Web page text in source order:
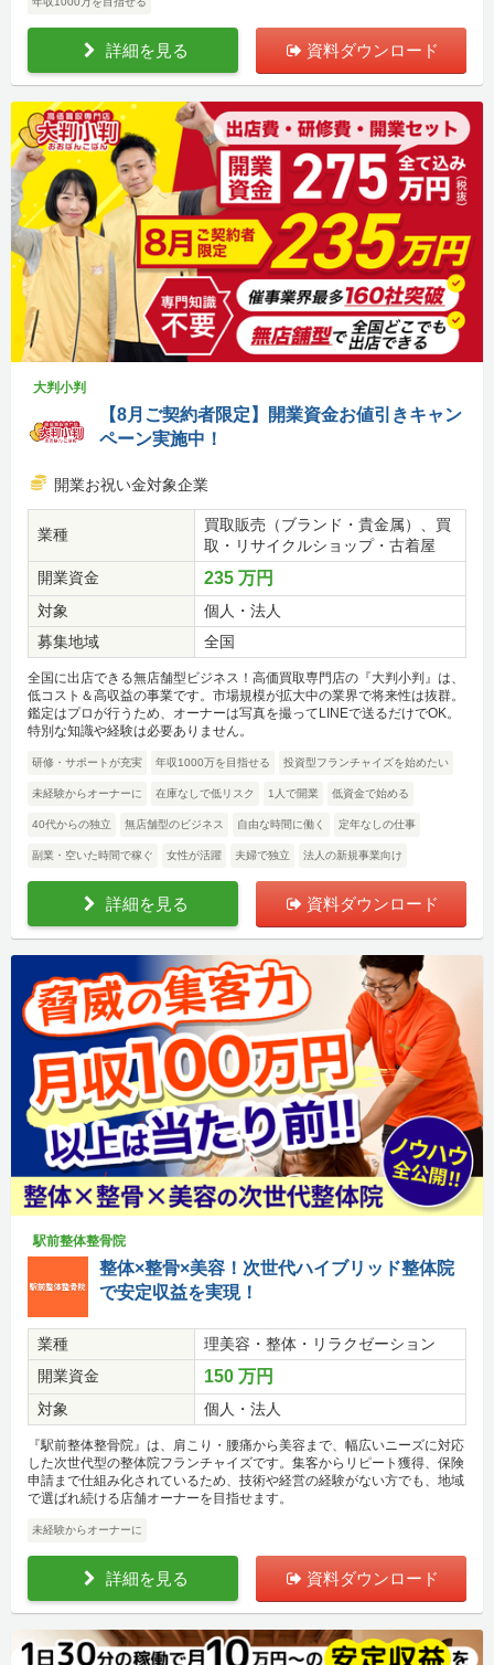
詳細を見る 資料ダウンロード
大判小判
【8月ご契約者限定】開業資金お値引きキャン
ペーン実施中！
開業お祝い金対象企業
業種
買取販売（ブランド・貴金属）、買
取・リサイクルショップ・古着屋
開業資金
235 万円
対象
個人・法人
募集地域
全国
全国に出店できる無店舗型ビジネス！高価買取専門店の『大判小判』は、
低コスト＆高収益の事業です。市場規模が拡大中の業界で将来性は抜群。
鑑定はプロが行うため、オーナーは写真を撮ってLINEで送るだけでOK。
特別な知識や経験は必要ありません。
研修・サポートが充実 年収1000万を目指せる 投資型フランチャイズを始めたい
未経験からオーナーに 在庫なしで低リスク 1人で開業 低資金で始める
40代からの独立 無店舗型のビジネス 自由な時間に働く 定年なしの仕事
副業・空いた時間で稼ぐ 女性が活躍 夫婦で独立 法人の新規事業向け
詳細を見る 資料ダウンロード
駅前整体整骨院
整体×整骨×美容！次世代ハイブリッド整体院
で安定収益を実現！
業種
理美容・整体・リラクゼーション
開業資金
150 万円
対象 個人・法人
『駅前整体整骨院』は、肩こり・腰痛から美容まで、幅広いニーズに対応
した次世代型の整体院フランチャイズです。集客からリピート獲得、保険
申請まで仕組み化されているため、技術や経営の経験がない方でも、地域
で選ばれ続ける店舗オーナーを目指せます。
未経験からオーナーに
詳細を見る 資料ダウンロード